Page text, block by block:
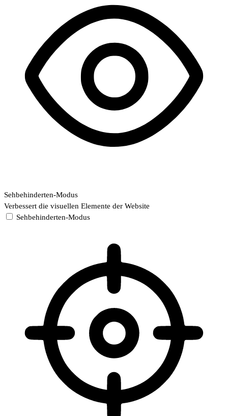
Sehbehinderten-Modus
Verbessert die visuellen Elemente der Website
Sehbehinderten-Modus